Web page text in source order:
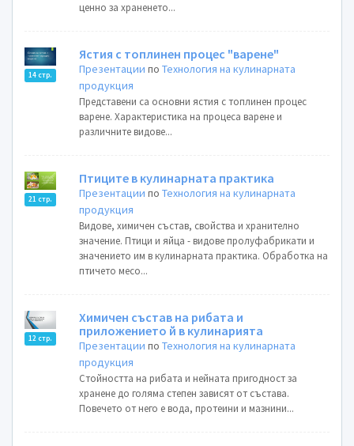
ценно за храненето...
14 стр.
Ястия с топлинен процес "варене"
Презентации поТехнология на кулинарната
продукция
Представени са основни ястия с топлинен процес
варене. Характеристика на процеса варене и
различните видове...
21 стр.
Птиците в кулинарната практика
Презентации поТехнология на кулинарната
продукция
Видове, химичен състав, свойства и хранително
значение. Птици и яйца - видове пролуфабрикати и
значението им в кулинарната практика. Обработка на
птичето месо...
12 стр.
Химичен състав на рибата и
приложението й в кулинарията
Презентации поТехнология на кулинарната
продукция
Стойността на рибата и нейната пригодност за
хранене до голяма степен зависят от състава.
Повечето от него е вода, протеини и мазнини...